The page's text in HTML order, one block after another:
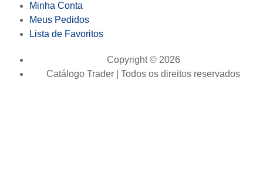
Minha Conta
Meus Pedidos
Lista de Favoritos
Copyright © 2026
Catálogo Trader | Todos os direitos reservados